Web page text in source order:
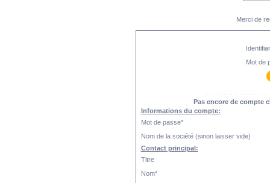
Merci de
Mot de
Pas encore de compte
Informations du compte:
Mot de passe*
Nom de la société (sinon laisser vide)
Contact principal:
Titre
Nom*